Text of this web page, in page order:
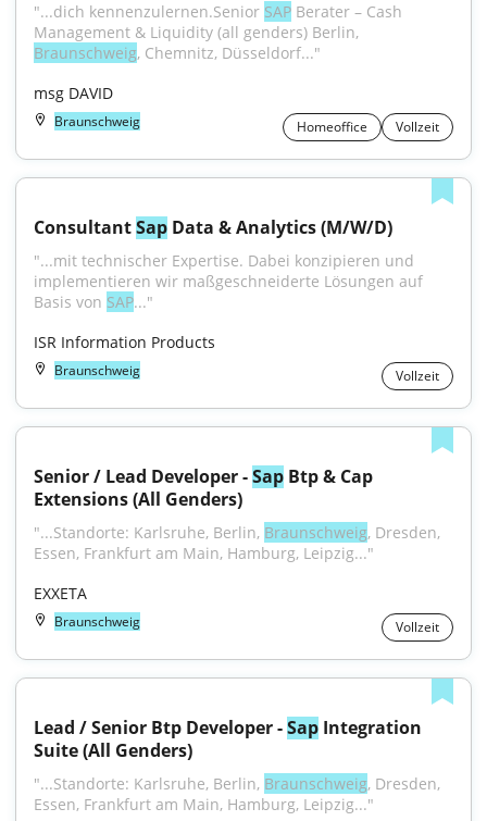
"...dich kennenzulernen.Senior SAP Berater – Cash
Braunschweig, Chemnitz, Düsseldorf..."
msg DAVID
Braunschweig Homeoffice Vollzeit
Consultant Sap Data & Analytics (M/W/D)
"...mit technischer Expertise. Dabei konzipieren und
implementieren wir maßgeschneiderte Lösungen auf
Basis von SAP..."
ISR Information Products
Braunschweig Vollzeit
Senior / Lead Developer - Sap Btp & Cap
Extensions (All Genders)
"...Standorte: Karlsruhe, Berlin, Braunschweig, Dresden,
Essen, Frankfurt am Main, Hamburg, Leipzig..."
EXXETA
Braunschweig Vollzeit
Lead / Senior Btp Developer - Sap Integration
Suite (All Genders)
"...Standorte: Karlsruhe, Berlin, Braunschweig, Dresden,
Essen, Frankfurt am Main, Hamburg, Leipzig..."